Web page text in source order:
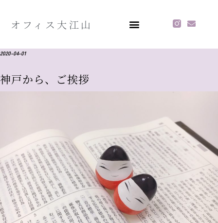
オフィス大江山
2020-04-01
神戸から、ご挨拶